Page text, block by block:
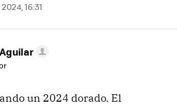
16:31
un 2024 dorado. El